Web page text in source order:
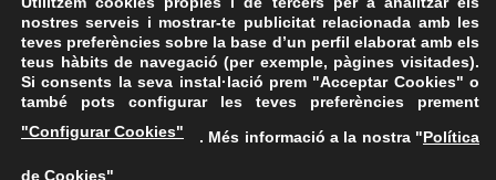
FAQs
nostres serveis i mostrar-te publicitat relacionada amb les
teves preferències sobre la base d’un perfil elaborat amb els
teus hàbits de navegació (per exemple, pàgines visitades).
Si consents la seva instal·lació prem "Acceptar Cookies" o
també pots configurar les teves preferències prement
"Configurar Cookies"
. Més informació a la nostra "Política
de Cookies"